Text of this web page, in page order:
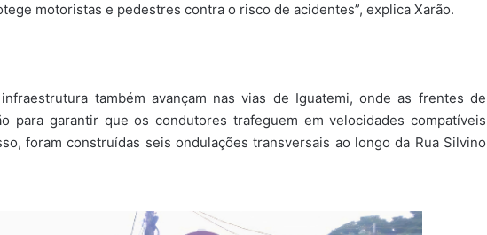
motoristas e pedestres contra o risco de acidentes”, explica Xarão.
também avançam nas vias de Iguatemi, onde as frentes de
para garantir que os condutores trafeguem em velocidades compatíveis
foram construídas seis ondulações transversais ao longo da Rua Silvino